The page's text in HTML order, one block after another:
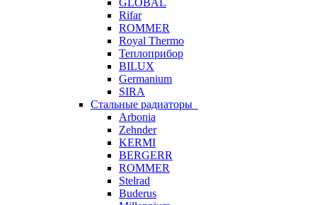
GLOBAL
Rifar
ROMMER
Royal Thermo
Теплоприбор
BILUX
Germanium
SIRA
Стальные радиаторы
Arbonia
Zehnder
KERMI
BERGERR
ROMMER
Stelrad
Buderus